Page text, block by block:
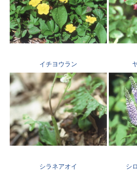
イチヨウラン
シラネアオイ シ